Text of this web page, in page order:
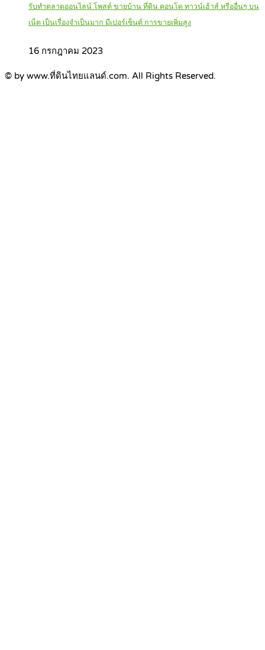
รับทำตลาดออนไลน์ โพสต์ ขายบ้าน ที่ดิน คอนโด ทาวน์เฮ้าส์ หรืออื่นๆ บน
เน็ต เป็นเรื่องจำเป็นมาก มีเปอร์เซ็นต์ การขายเพิ่มสูง
16 กรกฎาคม 2023
© by www.ที่ดินไทยแลนด์.com. All Rights Reserved.